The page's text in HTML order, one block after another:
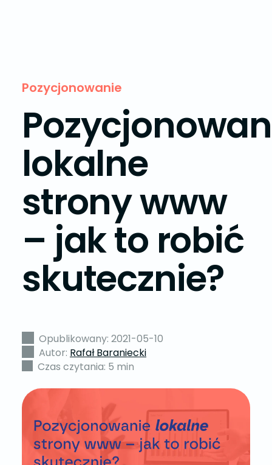
Pozycjonowanie
lokalne
strony www
– jak to robić
skutecznie?
Opublikowany: 2021-05-10
Autor: Rafał Baraniecki
Czas czytania: 5 min